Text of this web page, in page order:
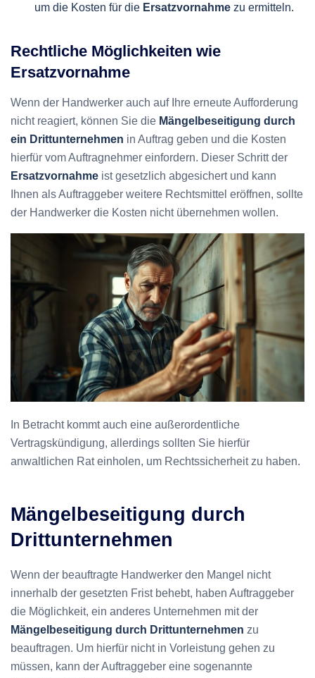
um die Kosten für die Ersatzvornahme zu ermitteln.
Rechtliche Möglichkeiten wie
Ersatzvornahme
Wenn der Handwerker auch auf Ihre erneute Aufforderung
nicht reagiert, können Sie die Mängelbeseitigung durch
ein Drittunternehmen in Auftrag geben und die Kosten
hierfür vom Auftragnehmer einfordern. Dieser Schritt der
Ersatzvornahme ist gesetzlich abgesichert und kann
Ihnen als Auftraggeber weitere Rechtsmittel eröffnen, sollte
der Handwerker die Kosten nicht übernehmen wollen.
In Betracht kommt auch eine außerordentliche
Vertragskündigung, allerdings sollten Sie hierfür
anwaltlichen Rat einholen, um Rechtssicherheit zu haben.
Mängelbeseitigung durch
Drittunternehmen
Wenn der beauftragte Handwerker den Mangel nicht
innerhalb der gesetzten Frist behebt, haben Auftraggeber
die Möglichkeit, ein anderes Unternehmen mit der
Mängelbeseitigung durch Drittunternehmen zu
beauftragen. Um hierfür nicht in Vorleistung gehen zu
müssen, kann der Auftraggeber eine sogenannte